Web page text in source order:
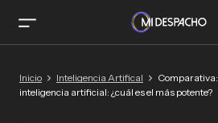
artificial: ¿cuál es el más
Inicio Inteligencia Artifical
inteligencia artificial: ¿cuál es el más potente?